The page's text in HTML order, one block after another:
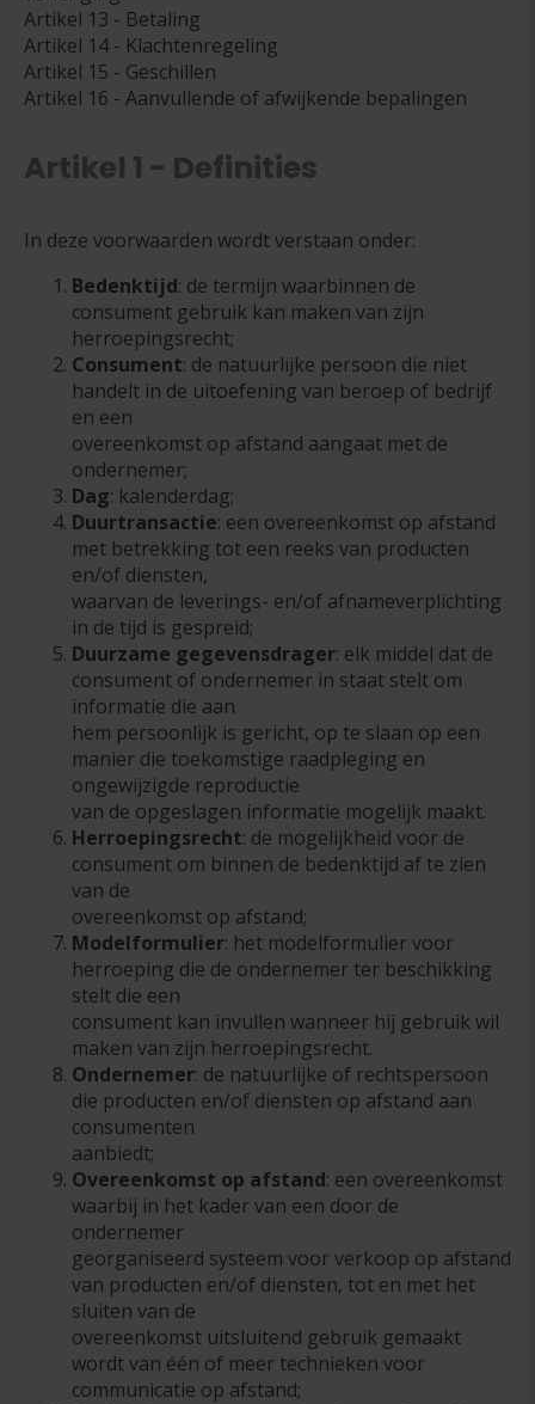
Artikel 13 - Betaling
Artikel 14 - Klachtenregeling
Artikel 15 - Geschillen
Artikel 16 - Aanvullende of afwijkende bepalingen
Artikel 1 - Definities
In deze voorwaarden wordt verstaan onder:
Bedenktijd: de termijn waarbinnen de
consument gebruik kan maken van zijn
herroepingsrecht;
Consument: de natuurlijke persoon die niet
handelt in de uitoefening van beroep of bedrijf
en een
overeenkomst op afstand aangaat met de
ondernemer;
Dag: kalenderdag;
Duurtransactie: een overeenkomst op afstand
met betrekking tot een reeks van producten
en/of diensten,
waarvan de leverings- en/of afnameverplichting
in de tijd is gespreid;
Duurzame gegevensdrager: elk middel dat de
consument of ondernemer in staat stelt om
informatie die aan
hem persoonlijk is gericht, op te slaan op een
manier die toekomstige raadpleging en
ongewijzigde reproductie
van de opgeslagen informatie mogelijk maakt.
Herroepingsrecht: de mogelijkheid voor de
consument om binnen de bedenktijd af te zien
van de
overeenkomst op afstand;
Modelformulier: het modelformulier voor
herroeping die de ondernemer ter beschikking
stelt die een
consument kan invullen wanneer hij gebruik wil
maken van zijn herroepingsrecht.
Ondernemer: de natuurlijke of rechtspersoon
die producten en/of diensten op afstand aan
consumenten
aanbiedt;
Overeenkomst op afstand: een overeenkomst
waarbij in het kader van een door de
ondernemer
georganiseerd systeem voor verkoop op afstand
van producten en/of diensten, tot en met het
sluiten van de
overeenkomst uitsluitend gebruik gemaakt
wordt van één of meer technieken voor
communicatie op afstand;